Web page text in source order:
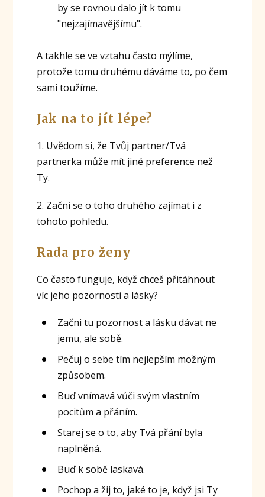
by se rovnou dalo jít k tomu
"nejzajímavějšímu".
A takhle se ve vztahu často mýlíme,
protože tomu druhému dáváme to, po čem
sami toužíme.
Jak na to jít lépe?
1. Uvědom si, že Tvůj partner/Tvá
partnerka může mít jiné preference než
Ty.
2. Začni se o toho druhého zajímat i z
tohoto pohledu.
Rada pro ženy
Co často funguje, když chceš přitáhnout
víc jeho pozornosti a lásky?
Začni tu pozornost a lásku dávat ne
jemu, ale sobě.
Pečuj o sebe tím nejlepším možným
způsobem.
Buď vnímavá vůči svým vlastním
pocitům a přáním.
Starej se o to, aby Tvá přání byla
naplněná.
Buď k sobě laskavá.
Pochop a žij to, jaké to je, když jsi Ty